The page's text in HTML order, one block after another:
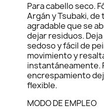
Para cabello seco.
Argán y Tsubaki,
agradable que se
dejar residuos.
sedoso y fácil de
movimiento y
instantáneamente.
encrespamiento
flexible.
MODO DE EMPLEO